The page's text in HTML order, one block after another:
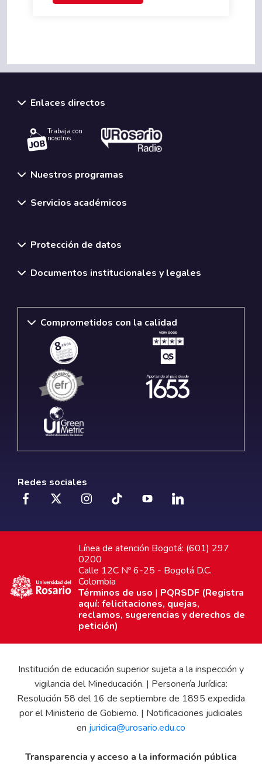
Enlaces directos
Trabaja con
nosotros.
Nuestros programas
Servicios académicos
Protección de datos
Documentos institucionales y legales
Comprometidos con la calidad
Redes sociales
Línea de atención Bogotá: (601) 297
0200
Calle 12C Nº 6-25 - Bogotá D.C.
Colombia
Términos de uso | PQRSDF (Registra
aquí: felicitaciones, quejas,
reclamos, sugerencias y derechos de
petición)
Institución de educación superior sujeta a la inspección y
vigilancia del Mineducación. | Personería Jurídica:
Resolución 58 del 16 de septiembre de 1895 expedida
por el Ministerio de Gobierno. | Notificaciones judiciales
en juridica@urosario.edu.co
Transparencia y acceso a la información pública